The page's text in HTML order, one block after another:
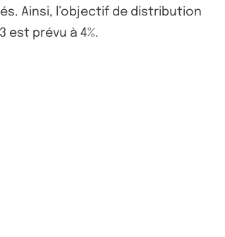
Ainsi, l’objectif de distribution
prévu à 4%.